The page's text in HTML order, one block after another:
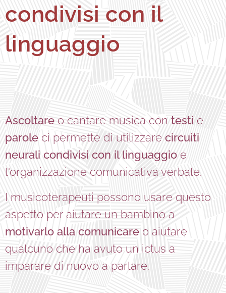
condivisi con il
linguaggio
Ascoltare o cantare musica con testi e
parole ci permette di utilizzare circuiti
neurali condivisi con il linguaggio e
l'organizzazione comunicativa verbale.
I musicoterapeuti possono usare questo
aspetto per aiutare un bambino a
motivarlo alla comunicare o aiutare
qualcuno che ha avuto un ictus a
imparare di nuovo a parlare.